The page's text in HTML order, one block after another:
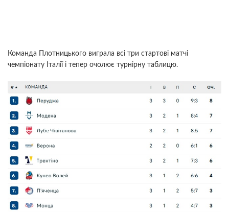
Команда Плотницького виграла всі три стартові матчі
чемпіонату Італії і тепер очолює турнірну таблицю.